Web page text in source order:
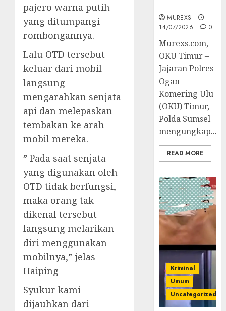
pajero warna putih
yang ditumpangi
rombongannya.
Lalu OTD tersebut
keluar dari mobil
langsung
mengarahkan senjata
api dan melepaskan
tembakan ke arah
mobil mereka.
” Pada saat senjata
yang digunakan oleh
OTD tidak berfungsi,
maka orang tak
dikenal tersebut
langsung melarikan
diri menggunakan
mobilnya,” jelas
Haiping
Syukur kami
dijauhkan dari
MUREXS
14/07/2026
0
Murexs.com,
OKU Timur –
Jajaran Polres
Ogan
Komering Ulu
(OKU) Timur,
Polda Sumsel
mengungkap...
READ MORE
Kriminal
Umum
Uncategorized